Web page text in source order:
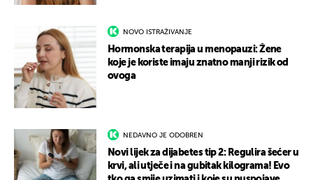
NOVO ISTRAŽIVANJE
Hormonska terapija u menopauzi: Žene
koje je koriste imaju znatno manji rizik od
ovoga
NEDAVNO JE ODOBREN
Novi lijek za dijabetes tip 2: Regulira šećer u
krvi, ali utječe i na gubitak kilograma! Evo